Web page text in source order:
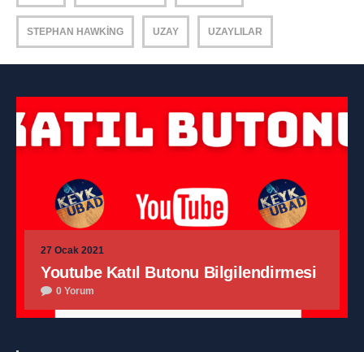
STEPHAN HAWKING UZAY UZAYLILAR
27 Ocak 2021
Youtube Katıl Butonu Bilgilendirmesi
0 Yorum